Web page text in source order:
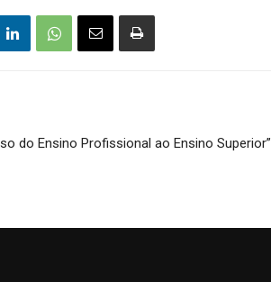
do Ensino Profissional ao Ensino Superior”